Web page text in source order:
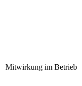
Mitwirkung im Betrieb